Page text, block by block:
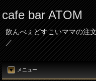
cafe bar ATOM
飲んべぇどすこいママの注
／
メニュー